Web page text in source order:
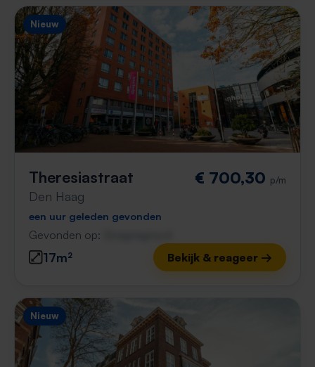
Nieuw
Theresiastraat
Den Haag
€ 700,30 p/m
een uur geleden gevonden
Gevonden op:
17m² Bekijk & reageer →
Nieuw